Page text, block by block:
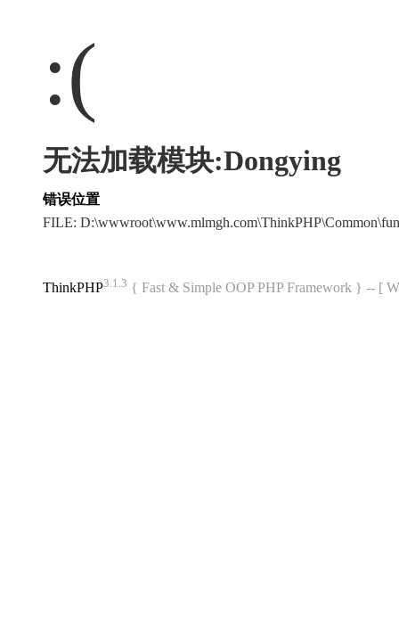
:(
无法加载模块:Dongying
错误位置
FILE:
ThinkPHP3.1.3 { Fast & Simple OOP PHP Framework } -- [